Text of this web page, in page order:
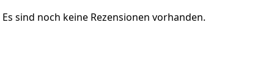
Es sind noch keine Rezensionen vorhanden.